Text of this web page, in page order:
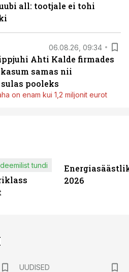
all: tootjale ei tohi
06.08.26, 09:34
Ahti Kalde firmades
samas nii
pooleks
on enam kui 1,2 miljonit eurot
tundi
2026
UUDISED